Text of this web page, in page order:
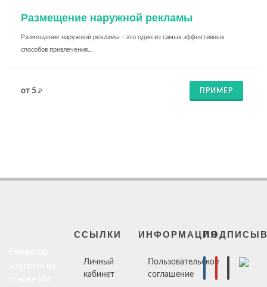
Размещение наружной рекламы
Размещение наружной рекламы - это один из самых эффективных
способов привлечения...
от 5 ₽ ПРИМЕР
ССЫЛКИ
Личный
кабинет
ИНФОРМАЦИЯ
Пользовательское
соглашение